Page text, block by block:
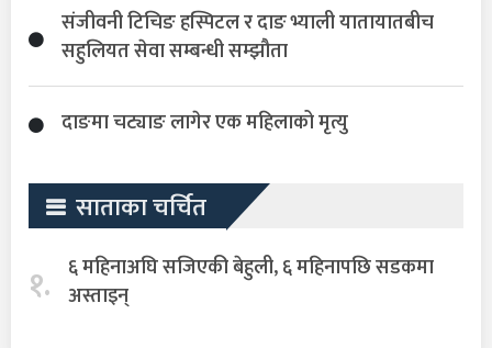
संजीवनी टिचिङ हस्पिटल र दाङ भ्याली यातायातबीच
सहुलियत सेवा सम्बन्धी सम्झौता
दाङमा चट्याङ लागेर एक महिलाको मृत्यु
साताका चर्चित
१. ६ महिनाअघि सजिएकी बेहुली, ६ महिनापछि सडकमा
अस्ताइन्